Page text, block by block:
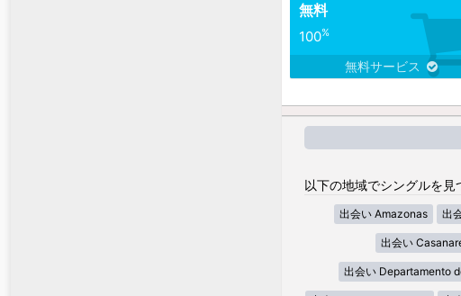
無料
100%
無料サービス
以下の地域でシングルを見
出会い Amazonas 出
出会い
出会い Departamento